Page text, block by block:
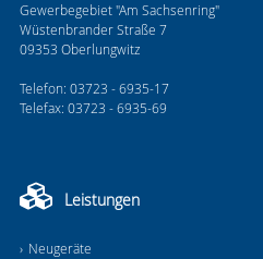
Gewerbegebiet "Am Sachsenring"
Wüstenbrander Straße 7
09353 Oberlungwitz
Telefon: 03723 - 6935-17
Telefax: 03723 - 6935-69
Leistungen
Neugeräte